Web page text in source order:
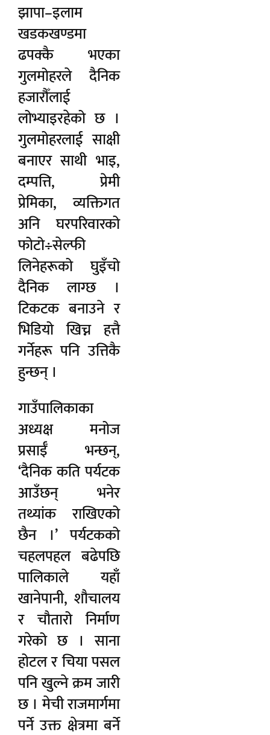
झापा–इलाम
खडकखण्डमा
ढपक्कै भएका
गुलमोहरले दैनिक
हजारौँलाई
लोभ्याइरहेको छ ।
गुलमोहरलाई साक्षी
बनाएर साथी भाइ,
दम्पत्ति, प्रेमी
प्रेमिका, व्यक्तिगत
अनि घरपरिवारको
फोटो÷सेल्फी
लिनेहरूको घुइँचो
दैनिक लाग्छ ।
टिकटक बनाउने र
भिडियो खिच्न हत्तै
गर्नेहरू पनि उत्तिकै
हुन्छन् ।
गाउँपालिकाका
अध्यक्ष मनोज
प्रसाईँ भन्छन्,
‘दैनिक कति पर्यटक
आउँछन् भनेर
तथ्यांक राखिएको
छैन ।’ पर्यटकको
चहलपहल बढेपछि
पालिकाले यहाँ
खानेपानी, शौचालय
र चौतारो निर्माण
गरेको छ । साना
होटल र चिया पसल
पनि खुल्ने क्रम जारी
छ । मेची राजमार्गमा
पर्ने उक्त क्षेत्रमा बर्ने